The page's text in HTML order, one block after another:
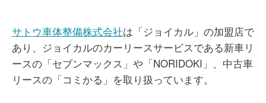
サトウ車体整備株式会社は「ジョイカル」の加盟店で
あり、ジョイカルのカーリースサービスである新車リ
ースの「セブンマックス」や「NORIDOKI」、中古車
リースの「コミかる」を取り扱っています。